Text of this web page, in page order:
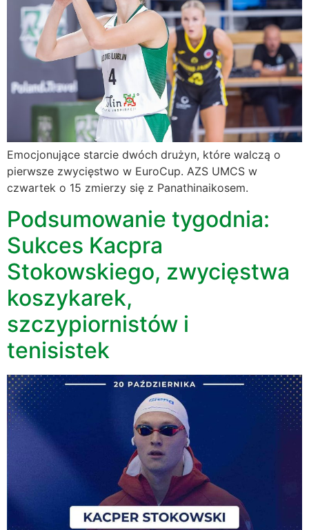
Emocjonujące starcie dwóch drużyn, które walczą o
pierwsze zwycięstwo w EuroCup. AZS UMCS w
czwartek o 15 zmierzy się z Panathinaikosem.
Podsumowanie tygodnia:
Sukces Kacpra
Stokowskiego, zwycięstwa
koszykarek,
szczypiornistów i
tenisistek